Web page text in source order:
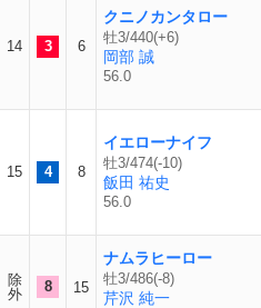
14 3 6
クニノカンタロー
牡3/440(+6)
岡部 誠
56.0
15 4 8
イエローナイフ
牡3/474(-10)
飯田 祐史
56.0
除
外
8 15
ナムラヒーロー
牡3/486(-8)
芹沢 純一